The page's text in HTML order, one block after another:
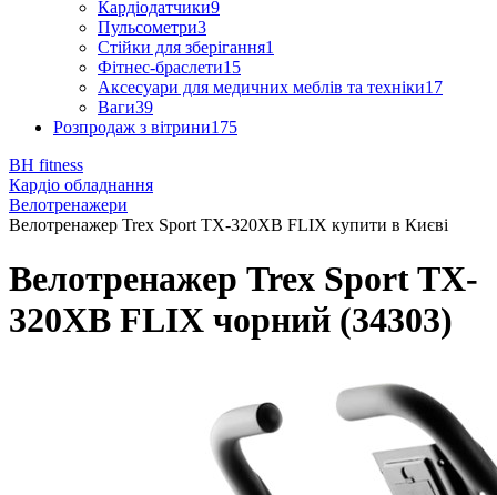
Кардіодатчики9
Пульсометри3
Стійки для зберігання1
Фітнес-браслети15
Аксесуари для медичних меблів та техніки17
Ваги39
Розпродаж з вітрини175
BH fitness
Кардіо обладнання
Велотренажери
Велотренажер Trex Sport TX-320XB FLIX купити в Києві
Велотренажер Trex Sport TX-
320XB FLIX чорний (34303)